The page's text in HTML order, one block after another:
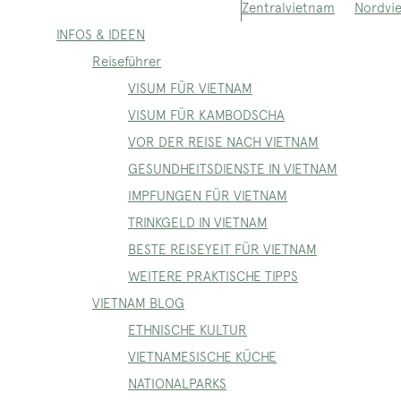
Zentralvietnam
INFOS & IDEEN
Reiseführer
VISUM FÜR VIETNAM
VISUM FÜR KAMBODSCHA
VOR DER REISE NACH VIETNAM
GESUNDHEITSDIENSTE IN VIETNAM
IMPFUNGEN FÜR VIETNAM
TRINKGELD IN VIETNAM
BESTE REISEYEIT FÜR VIETNAM
WEITERE PRAKTISCHE TIPPS
VIETNAM BLOG
ETHNISCHE KULTUR
VIETNAMESISCHE KÜCHE
NATIONALPARKS